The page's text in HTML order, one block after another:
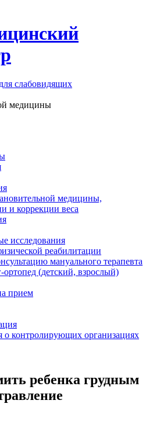
слабовидящих
медицины
медицины,
и коррекции веса
исследования
реабилитации
мануального терапевта
ортопед (детский, взрослый)
прием
контролирующих организациях
ребенка грудным